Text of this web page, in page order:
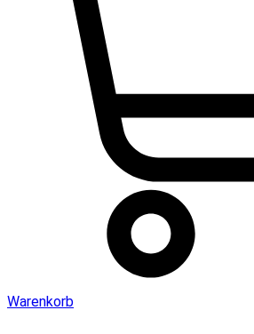
Warenkorb